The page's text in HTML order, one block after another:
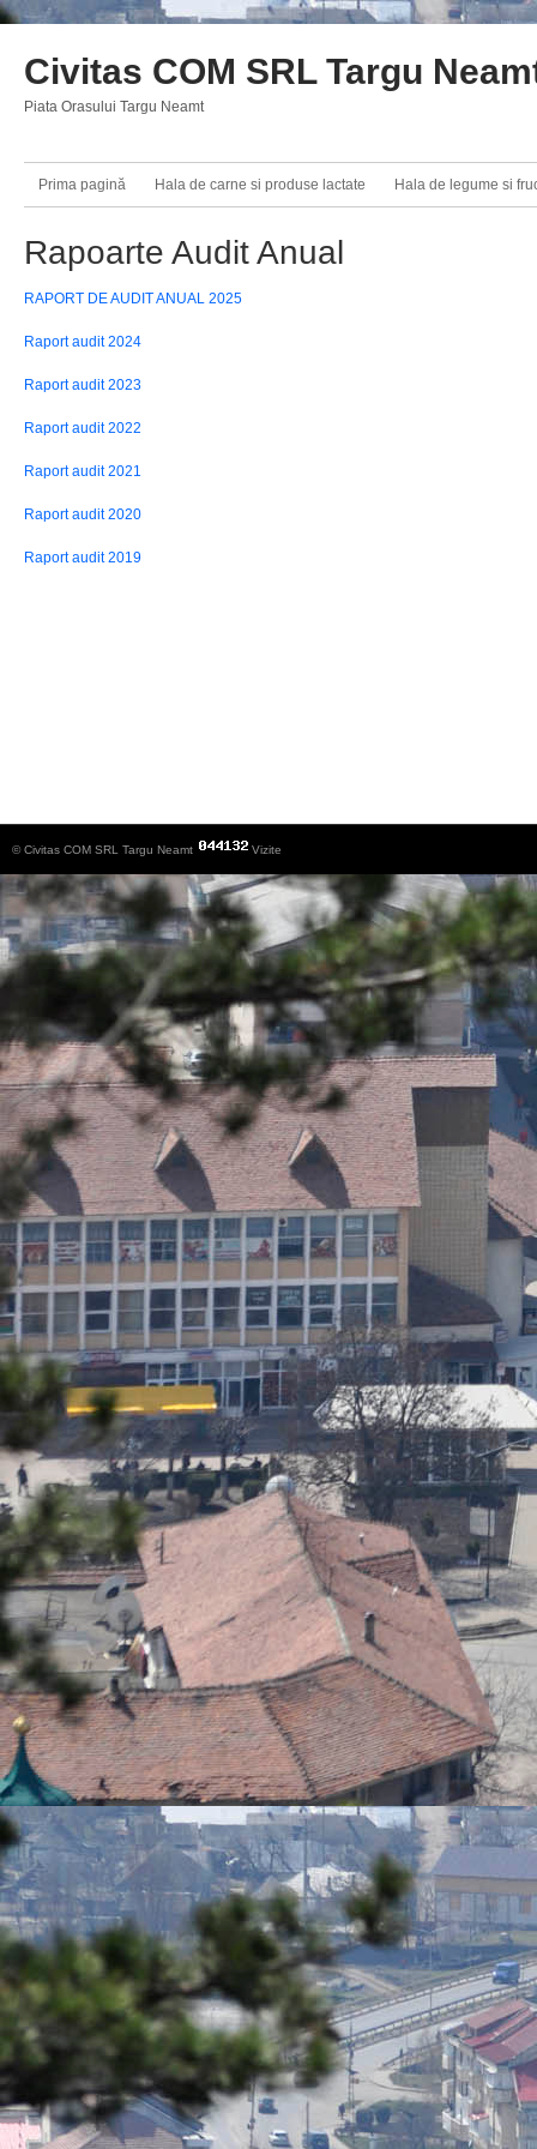
Civitas COM SRL Targu
Piata Orasului Targu Neamt
Prima pagină Hala de carne si produse lactate Hala de legume si
Rapoarte Audit Anual
RAPORT DE AUDIT ANUAL 2025
Raport audit 2024
Raport audit 2023
Raport audit 2022
Raport audit 2021
Raport audit 2020
Raport audit 2019
© Civitas COM SRL Targu Neamt Vizite